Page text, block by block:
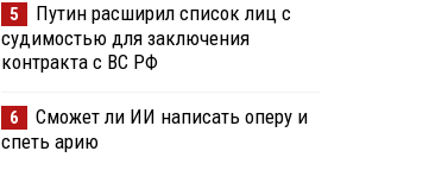
5
Путин расширил список лиц с
судимостью для заключения
контракта с ВС РФ
6
Сможет ли ИИ написать оперу и
спеть арию